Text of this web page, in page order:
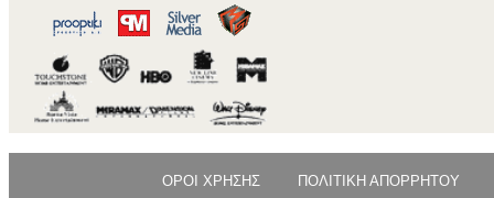
ΟΡΟΙ ΧΡΗΣΗΣ ΠΟΛΙΤΙΚΗ ΑΠΟΡΡΗΤΟΥ